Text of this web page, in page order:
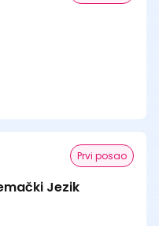
Prvi posao
Jezik